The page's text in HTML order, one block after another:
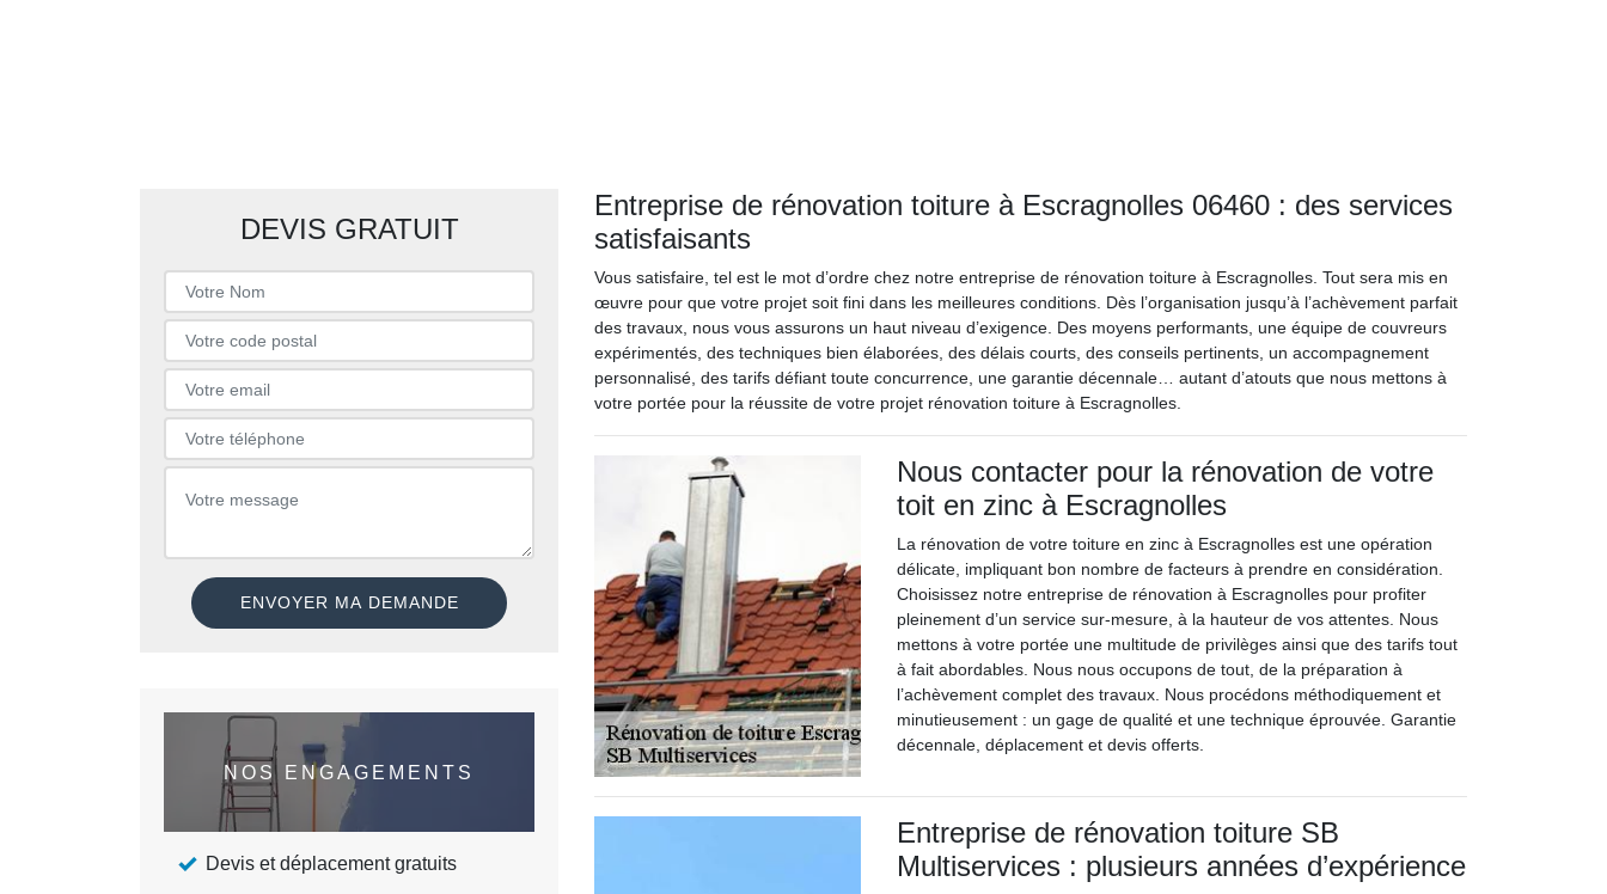
DEVIS GRATUIT
NOS ENGAGEMENTS
Devis et déplacement gratuits
Entreprise de rénovation toiture à Escragnolles 06460 : des services
satisfaisants
Vous satisfaire, tel est le mot d’ordre chez notre entreprise de rénovation toiture à Escragnolles. Tout sera mis en
œuvre pour que votre projet soit fini dans les meilleures conditions. Dès l’organisation jusqu’à l’achèvement parfait
des travaux, nous vous assurons un haut niveau d’exigence. Des moyens performants, une équipe de couvreurs
expérimentés, des techniques bien élaborées, des délais courts, des conseils pertinents, un accompagnement
personnalisé, des tarifs défiant toute concurrence, une garantie décennale… autant d’atouts que nous mettons à
votre portée pour la réussite de votre projet rénovation toiture à Escragnolles.
Nous contacter pour la rénovation de votre
toit en zinc à Escragnolles
La rénovation de votre toiture en zinc à Escragnolles est une opération
délicate, impliquant bon nombre de facteurs à prendre en considération.
Choisissez notre entreprise de rénovation à Escragnolles pour profiter
pleinement d’un service sur-mesure, à la hauteur de vos attentes. Nous
mettons à votre portée une multitude de privilèges ainsi que des tarifs tout
à fait abordables. Nous nous occupons de tout, de la préparation à
l’achèvement complet des travaux. Nous procédons méthodiquement et
minutieusement : un gage de qualité et une technique éprouvée. Garantie
décennale, déplacement et devis offerts.
Entreprise de rénovation toiture SB
Multiservices : plusieurs années d’expérience